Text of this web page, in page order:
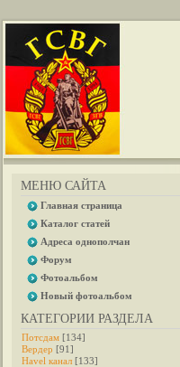
МЕНЮ САЙТА
Главная страница
Каталог статей
Адреса однополчан
Форум
Фотоальбом
Новый фотоальбом
КАТЕГОРИИ РАЗДЕЛА
Потсдам [134]
Вердер [91]
Havel канал [133]